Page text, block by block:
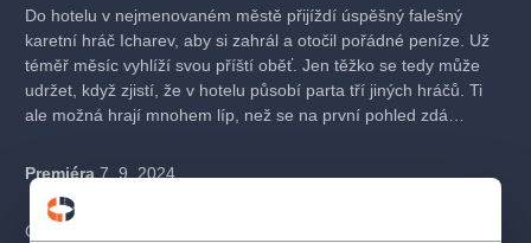
Do hotelu v nejmenovaném městě přijíždí úspěšný falešný
karetní hráč Icharev, aby si zahrál a otočil pořádné peníze. Už
téměř měsíc vyhlíží svou příští oběť. Jen těžko se tedy může
udržet, když zjistí, že v hotelu působí parta tří jiných hráčů. Ti
ale možná hrají mnohem líp, než se na první pohled zdá…
Premiéra 7. 9. 2024.
Co všechno je člověk ochotný vsadit a udělat pro výhru? S čím